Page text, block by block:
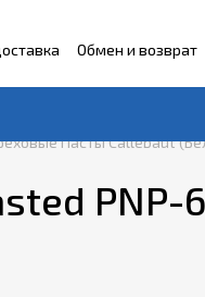
Обмен и возврат
Пасты Callebaut
PNP-